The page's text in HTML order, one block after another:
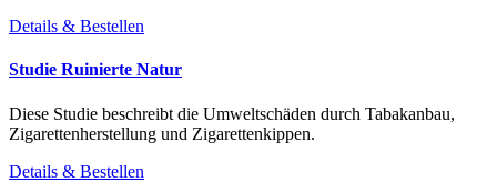
Details & Bestellen
Studie Ruinierte Natur
Diese Studie beschreibt die Umweltschäden durch Tabakanbau,
Zigarettenherstellung und Zigarettenkippen.
Details & Bestellen